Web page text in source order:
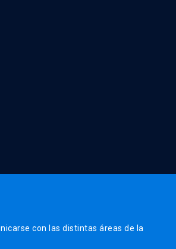
con las distintas áreas de la